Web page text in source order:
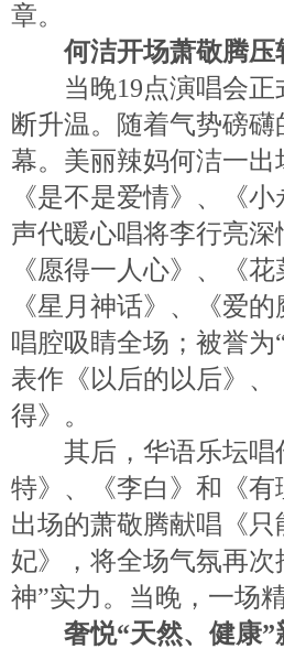
章。
何洁开场萧敬腾压
当晚19点演唱会正
断升温。随着气势磅
幕。美丽辣妈何洁一
《是不是爱情》、《
声代暖心唱将李行亮
《愿得一人心》、《
《星月神话》、《爱
唱腔吸睛全场；被誉
表作《以后的以后》
得》。
其后，华语乐坛唱
特》、《李白》和《
出场的萧敬腾献唱《
妃》，将全场气氛再
神”实力。当晚，一场
奢悦“天然、健康”